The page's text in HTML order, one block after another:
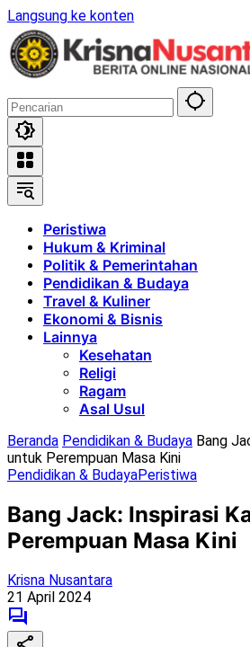
Langsung ke konten
Peristiwa
Hukum & Kriminal
Politik & Pemerintahan
Pendidikan & Budaya
Travel & Kuliner
Ekonomi & Bisnis
Lainnya
Kesehatan
Religi
Ragam
Asal Usul
Beranda Pendidikan & Budaya Bang
untuk Perempuan Masa Kini
Pendidikan & BudayaPeristiwa
Bang Jack: Inspirasi
Perempuan Masa Kini
Krisna Nusantara
21 April 2024